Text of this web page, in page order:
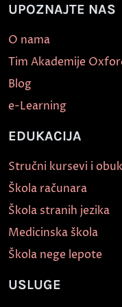
UPOZNAJTE NAS
O nama
Tim Akademije
Blog
e-Learning
EDUKACIJA
Stručni kursevi i
Škola računara
Škola stranih jezika
Medicinska škola
Škola nege lepote
USLUGE